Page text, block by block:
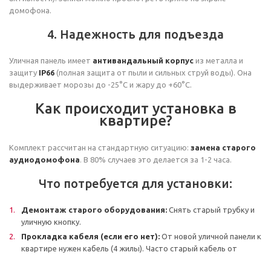
домофона.
4. Надежность для подъезда
Уличная панель имеет антивандальный корпус из металла и
защиту IP66 (полная защита от пыли и сильных струй воды). Она
выдерживает морозы до -25°C и жару до +60°C.
Как происходит установка в
квартире?
Комплект рассчитан на стандартную ситуацию: замена старого
аудиодомофона . В 80% случаев это делается за 1-2 часа.
Что потребуется для установки:
Демонтаж старого оборудования: Снять старый трубку и
уличную кнопку.
Прокладка кабеля (если его нет): От новой уличной панели к
квартире нужен кабель (4 жилы). Часто старый кабель от